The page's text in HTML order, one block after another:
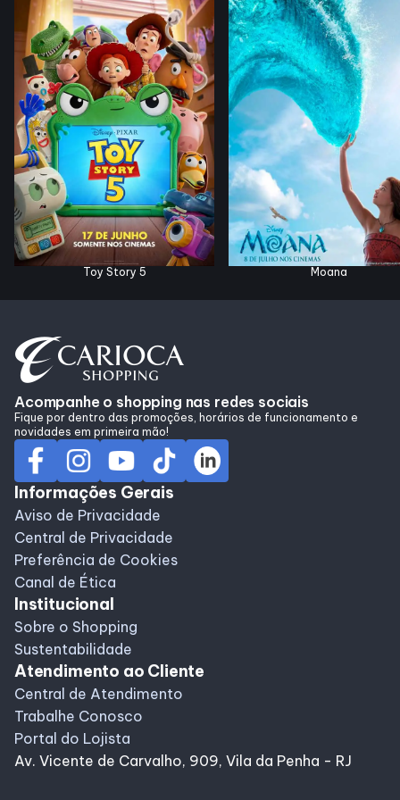
Horários
Entretenimento
Cinema
Fique por dentro
Eventos
Lojas
Alimentação
Programa de benefícios
Toy Story 5 Moana
Acompanhe o shopping nas redes sociais
Fique por dentro das promoções, horários de funcionamento e
novidades em primeira mão!
Informações Gerais
Aviso de Privacidade
Central de Privacidade
Preferência de Cookies
Canal de Ética
Institucional
Sobre o Shopping
Sustentabilidade
Atendimento ao Cliente
Central de Atendimento
Trabalhe Conosco
Portal do Lojista
Av. Vicente de Carvalho, 909, Vila da Penha - RJ